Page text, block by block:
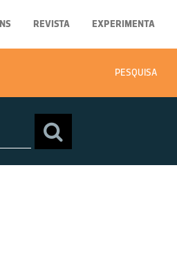
REVISTA EXPERIMENTA
PESQUISA